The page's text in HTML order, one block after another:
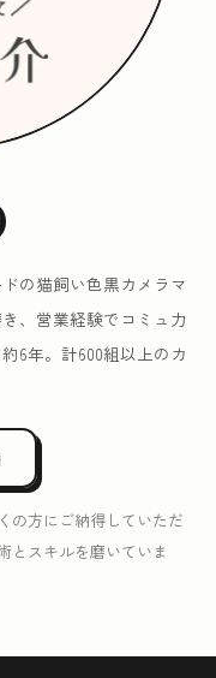
の猫飼い色黒カメラマ
、営業経験でコミュ力
6年。計600組以上のカ
の方にご納得していただ
とスキルを磨いていま